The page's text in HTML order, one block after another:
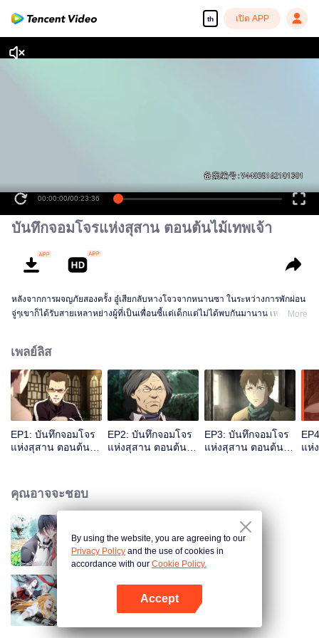
th เปิด APP
00:00:00/00:23:36
บันทึกจอมโจรแห่งสุสาน ตอนต้นไม้เทพเจ้า
หลังจากการผจญภัยสองครั้ง อู๋เสียกลับหางโจวจากหนานซา ในระหว่างการพักผ่อน
จู่ๆเขาก็ได้รับสายเหลาหย่างผู้ที่เป็นเพื่อนซี้แต่เด็กแต่ไม่ได้พบกันมานาน เหลาหย่า
More
เพลย์ลิส
EP1: บันทึกจอมโจร
แห่งสุสาน ตอนต้นไม้
EP2: บันทึกจอมโจร
แห่งสุสาน ตอนต้นไม้
EP3: บันทึกจอมโจร
แห่งสุสาน ตอนต้นไม้
แห่
คุณอาจจะชอบ
สามีแห่งชาตินำกลับบ้าน SS1
เทพยุทธ์เซียนกลอรี่
By using the website, you are agreeing to our
Privacy Policy and the use of cookies in
accordance with our Cookie Policy.
Accept